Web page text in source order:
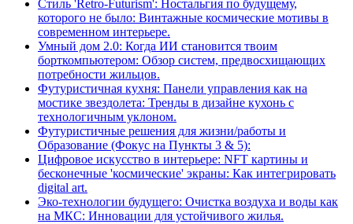
Стиль 'Retro-Futurism': Ностальгия по будущему,
которого не было: Винтажные космические мотивы в
современном интерьере.
Умный дом 2.0: Когда ИИ становится твоим
борткомпьютером: Обзор систем, предвосхищающих
потребности жильцов.
Футуристичная кухня: Панели управления как на
мостике звездолета: Тренды в дизайне кухонь с
технологичным уклоном.
Футуристичные решения для жизни/работы и
Образование (Фокус на Пункты 3 & 5):
Цифровое искусство в интерьере: NFT картины и
бесконечные 'космические' экраны: Как интегрировать
digital art.
Эко-технологии будущего: Очистка воздуха и воды как
на МКС: Инновации для устойчивого жилья.